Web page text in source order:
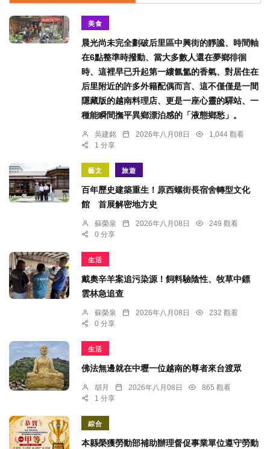
美食
晨光尚未完全劃破后里區中興街的靜謐、時間軸
在6點整準時撥動、當大多數人還在夢鄉徘徊
時、這裡早已升起第一縷氤氳的香氣、對居住在
后里附近的許多外籍配偶而言、這不僅僅是一間
隱藏版的越南料理店、更是一座心靈的驛站、一
種能瞬間撫平異鄉漂泊感的「液態鄉愁」。
吳建銘 2026年八月08日
1,044 觀看
1 分享
藝文 旅遊
百年歷史建築重生！原西螺街長宿舍轉型文化
館 首展解密地方史
蘇榮泉 2026年八月08日
249 觀看
0 分享
生活
戴奧辛羊案追污染源！飼料驗陰性、牧草中鏢
雲林急追查
蘇榮泉 2026年八月08日
232 觀看
0 分享
生活
佛法無邊就在中壢一位越南的尊者來台渡眾
胡月 2026年八月08日
865 觀看
1 分享
綜合
本縣榮獲勞動部補助辦理督促事業單位遵守勞動